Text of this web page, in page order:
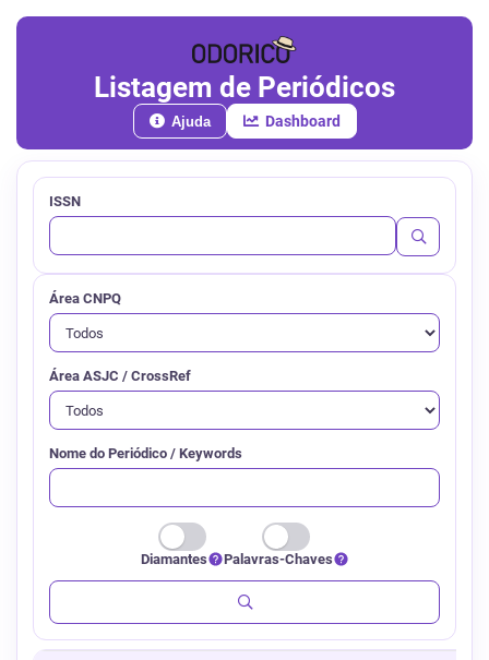
Listagem de Periódicos
Ajuda Dashboard
ISSN
Área CNPQ
Área ASJC / CrossRef
Nome do Periódico / Keywords
Diamantes Palavras-Chaves